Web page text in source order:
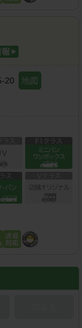
20 地図